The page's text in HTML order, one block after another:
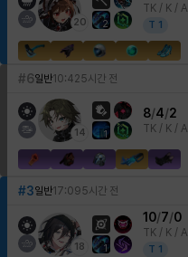
20 2
TK / K / A
T 1
#6일반10:42 5시간 전
14 1
8/4/2
TK / K / A
#3일반17:09 5시간 전
18 1
10/7/0
TK / K / A
T 1